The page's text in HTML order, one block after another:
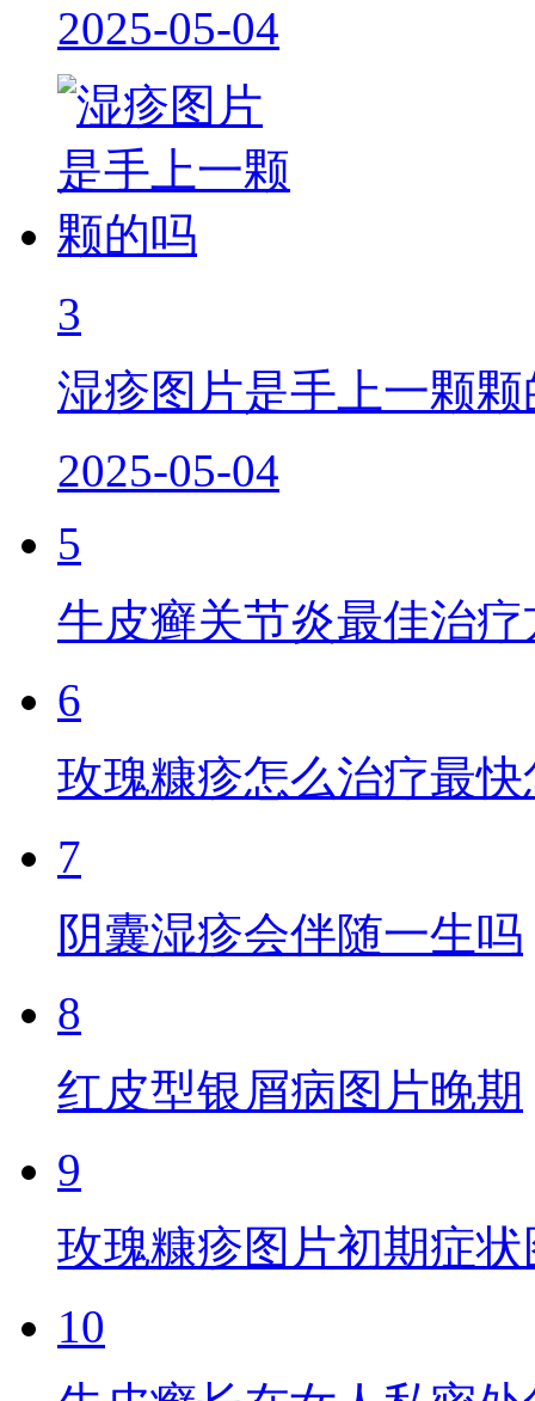
2025-05-04
3
湿疹图片是手上一颗颗
2025-05-04
5
牛皮癣关节炎最佳治疗
6
玫瑰糠疹怎么治疗最
7
阴囊湿疹会伴随一生吗
8
红皮型银屑病图片晚期
9
玫瑰糠疹图片初期症
10